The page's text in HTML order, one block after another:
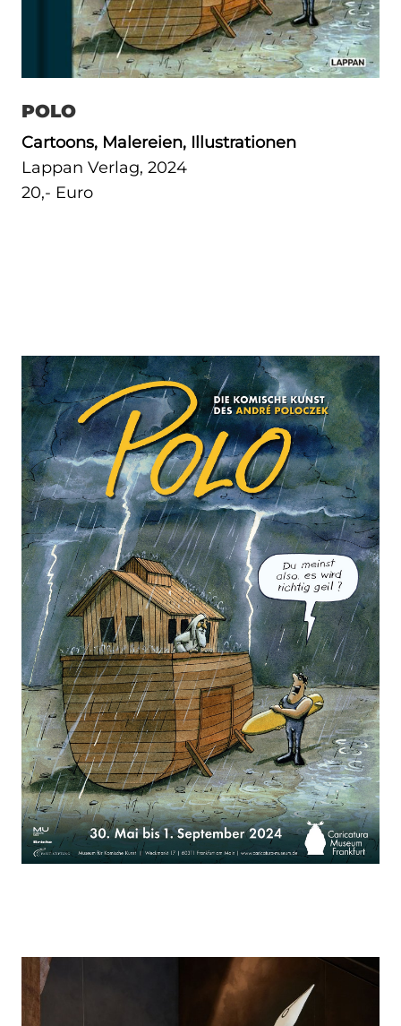
POLO
Cartoons, Malereien, Illustrationen
Lappan Verlag, 2024
20,- Euro